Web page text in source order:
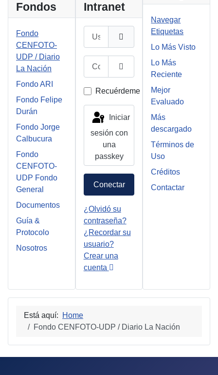
Fondos
Fondo
CENFOTO-
UDP / Diario
La Nación
Fondo ARI
Fondo Felipe
Durán
Fondo Jorge
Calbucura
Fondo
CENFOTO-
UDP Fondo
General
Documentos
Guía &
Protocolo
Nosotros
Intranet
Mostrar contraseña
Recuérdeme
sesión con
una
passkey
Conectar
¿Olvidó su
contraseña?
¿Recordar su
usuario?
Crear una
cuenta
Navegar
Etiquetas
Lo Más Visto
Lo Más
Reciente
Mejor
Evaluado
Más
descargado
Términos de
Uso
Créditos
Contactar
Está aquí:
Home
Fondo CENFOTO-UDP / Diario La Nación